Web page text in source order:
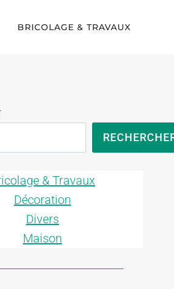
BRICOLAGE & TRAVAUX
& Travaux
Décoration
Divers
Maison